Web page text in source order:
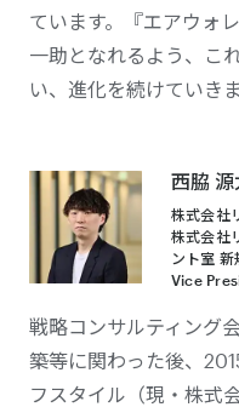
ています。『エアウォ
一助となれるよう、こ
い、進化を続けていきま
西脇 源
株式会社
株式会社
ント室
Vice
戦略コンサルティング
築等に関わった後、
フスタイル（現・株式